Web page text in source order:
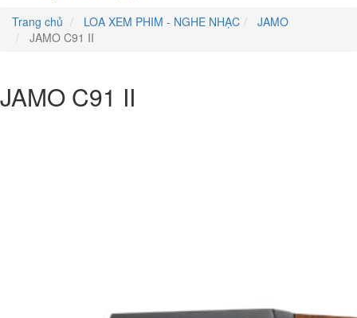
Trang chủ
LOA XEM PHIM - NGHE NHẠC
JAMO
JAMO C91 II
JAMO C91 II